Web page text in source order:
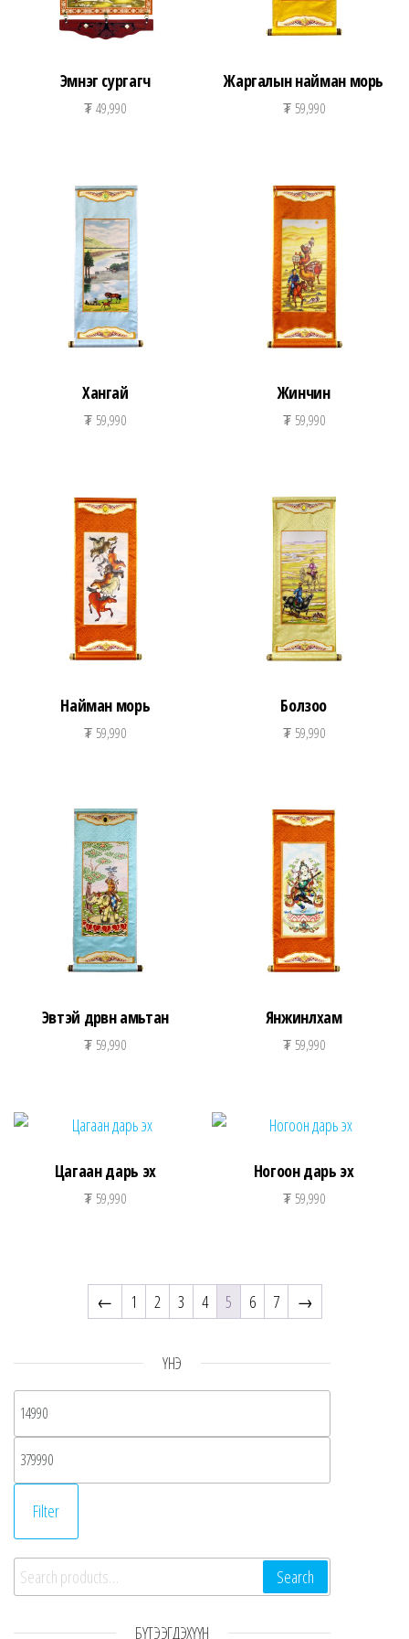
Эмнэг сургагч
₮49,990
Жаргалын найман морь
₮59,990
Хангай
₮ 59,990
Жинчин
₮59,990
Найман морь
₮ 59,990
Болзоо
₮59,990
Эвтэй дөрвөн амьтан
₮ 59,990
Янжинлхам
₮59,990
Цагаан дарь эх
₮ 59,990
Ногоон дарь эх
₮59,990
← 1 2 3 4 5 6 7 →
ҮНЭ
Filter
Search for: Search
БҮТЭЭГДЭХҮҮН